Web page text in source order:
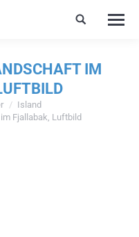
IM
Island
Fjallabak, Luftbild